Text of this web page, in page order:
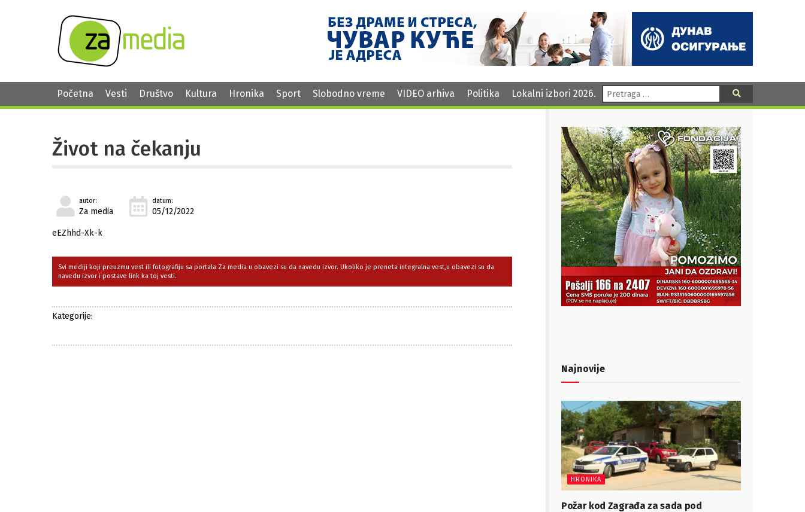
Početna Vesti Društvo Kultura Hronika Sport Slobodno vreme VIDEO arhiva Politika Lokalni izbori 2026. Pretraga:
Život na čekanju
autor:
Za media
datum:
05/12/2022
eEZhhd-Xk-k
Svi mediji koji preuzmu vest ili fotografiju sa portala Za media u obavezi su da navedu izvor. Ukoliko je preneta integralna vest,u obavezi su da
navedu izvor i postave link ka toj vesti.
Kategorije:
Najnovije
HRONIKA
Požar kod Zagrađa za sada pod